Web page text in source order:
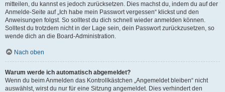
mitteilen, du kannst es jedoch zurücksetzen. Dies machst du, indem du auf der
Anmelde-Seite auf „Ich habe mein Passwort vergessen“ klickst und den
Anweisungen folgst. So solltest du dich schnell wieder anmelden können.
Solltest du trotzdem nicht in der Lage sein, dein Passwort zurückzusetzen, so
wende dich an die Board-Administration.
Nach oben
Warum werde ich automatisch abgemeldet?
Wenn du beim Anmelden das Kontrollkästchen „Angemeldet bleiben“ nicht
auswählst, wirst du nur für eine Sitzung angemeldet. Dies verhindert den